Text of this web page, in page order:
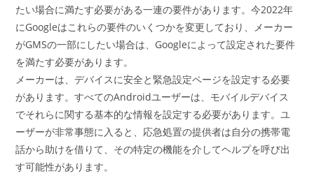
たい場合に満たす必要がある一連の要件があります。今2022年
にGoogleはこれらの要件のいくつかを変更しており、メーカー
がGMSの一部にしたい場合は、Googleによって設定された要件
を満たす必要があります。
メーカーは、デバイスに安全と緊急設定ページを設定する必要
があります。すべてのAndroidユーザーは、モバイルデバイス
でそれらに関する基本的な情報を設定する必要があります。ユ
ーザーが非常事態に入ると、応急処置の提供者は自分の携帯電
話から助けを借りて、その特定の機能を介してヘルプを呼び出
す可能性があります。